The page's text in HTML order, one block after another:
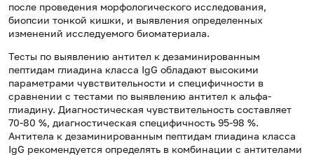
после проведения морфологического исследования,
биопсии тонкой кишки, и выявления определенных
изменений исследуемого биоматериала.
Тесты по выявлению антител к дезаминированным
пептидам глиадина класса IgG обладают высокими
параметрами чувствительности и специфичности в
сравнении с тестами по выявлению антител к альфа-
глиадину. Диагностическая чувствительность составляет
70-80 %, диагностическая специфичность 95-98 %.
Антитела к дезаминированным пептидам глиадина класса
IgG рекомендуется определять в комбинации с антителами